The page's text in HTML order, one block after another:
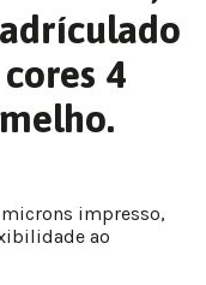
4
impresso,
ao